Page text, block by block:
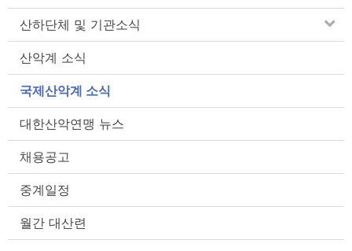
산하단체 및 기관소식
산악계 소식
국제산악계 소식
대한산악연맹 뉴스
채용공고
중계일정
월간 대산련